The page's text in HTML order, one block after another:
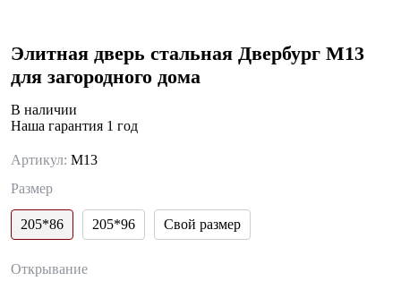
Элитная дверь стальная Двербург М13
для загородного дома
В наличии
Наша гарантия 1 год
Артикул: М13
Размер
205*86 205*96 Свой размер
Открывание